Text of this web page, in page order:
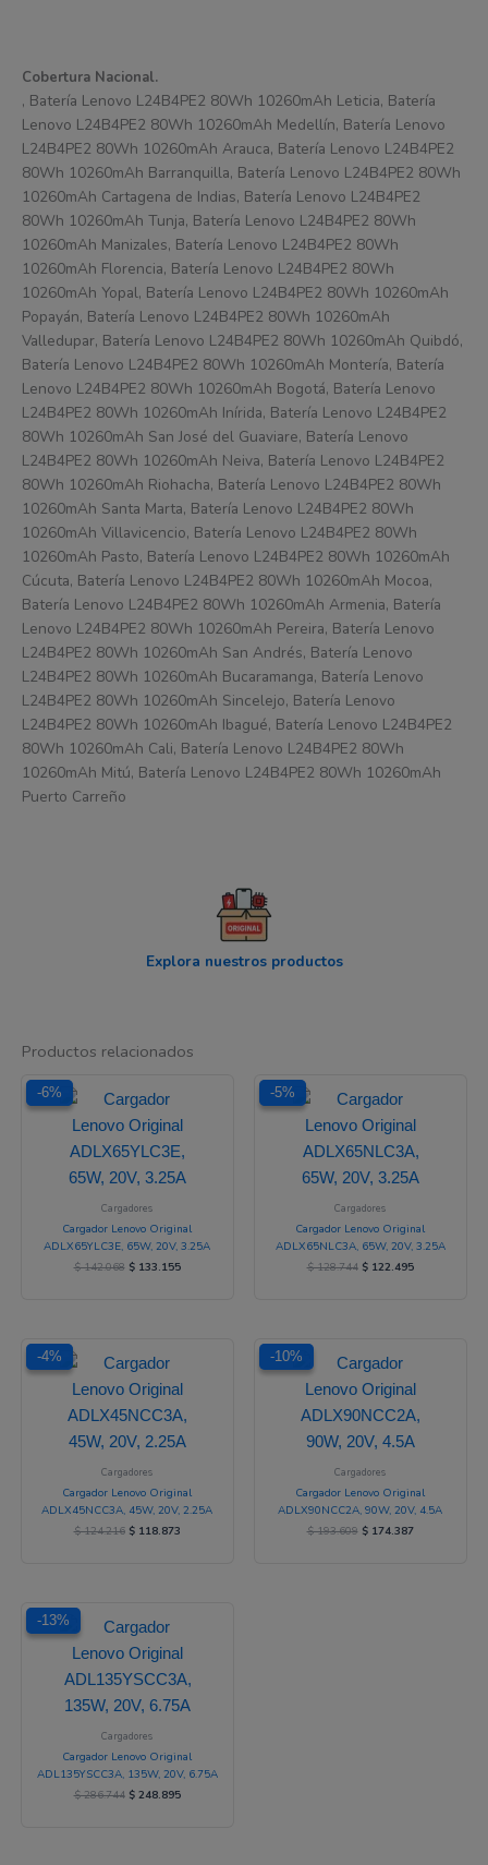
Cobertura Nacional.
, Batería Lenovo L24B4PE2 80Wh 10260mAh Leticia, Batería
Lenovo L24B4PE2 80Wh 10260mAh Medellín, Batería Lenovo
L24B4PE2 80Wh 10260mAh Arauca, Batería Lenovo L24B4PE2
80Wh 10260mAh Barranquilla, Batería Lenovo L24B4PE2 80Wh
10260mAh Cartagena de Indias, Batería Lenovo L24B4PE2
80Wh 10260mAh Tunja, Batería Lenovo L24B4PE2 80Wh
10260mAh Manizales, Batería Lenovo L24B4PE2 80Wh
10260mAh Florencia, Batería Lenovo L24B4PE2 80Wh
10260mAh Yopal, Batería Lenovo L24B4PE2 80Wh 10260mAh
Popayán, Batería Lenovo L24B4PE2 80Wh 10260mAh
Valledupar, Batería Lenovo L24B4PE2 80Wh 10260mAh Quibdó,
Batería Lenovo L24B4PE2 80Wh 10260mAh Montería, Batería
Lenovo L24B4PE2 80Wh 10260mAh Bogotá, Batería Lenovo
L24B4PE2 80Wh 10260mAh Inírida, Batería Lenovo L24B4PE2
80Wh 10260mAh San José del Guaviare, Batería Lenovo
L24B4PE2 80Wh 10260mAh Neiva, Batería Lenovo L24B4PE2
80Wh 10260mAh Riohacha, Batería Lenovo L24B4PE2 80Wh
10260mAh Santa Marta, Batería Lenovo L24B4PE2 80Wh
10260mAh Villavicencio, Batería Lenovo L24B4PE2 80Wh
10260mAh Pasto, Batería Lenovo L24B4PE2 80Wh 10260mAh
Cúcuta, Batería Lenovo L24B4PE2 80Wh 10260mAh Mocoa,
Batería Lenovo L24B4PE2 80Wh 10260mAh Armenia, Batería
Lenovo L24B4PE2 80Wh 10260mAh Pereira, Batería Lenovo
L24B4PE2 80Wh 10260mAh San Andrés, Batería Lenovo
L24B4PE2 80Wh 10260mAh Bucaramanga, Batería Lenovo
L24B4PE2 80Wh 10260mAh Sincelejo, Batería Lenovo
L24B4PE2 80Wh 10260mAh Ibagué, Batería Lenovo L24B4PE2
80Wh 10260mAh Cali, Batería Lenovo L24B4PE2 80Wh
10260mAh Mitú, Batería Lenovo L24B4PE2 80Wh 10260mAh
Puerto Carreño
Explora nuestros productos
Productos relacionados
-6%
-6%
Cargadores
Cargador Lenovo Original
ADLX65YLC3E, 65W, 20V, 3.25A
$142.068
precio
original
era:
$ 142.068.
$133.155
es:
-5%
-5%
Cargadores
Cargador Lenovo Original
ADLX65NLC3A, 65W, 20V, 3.25A
$128.744
precio
original
era:
$ 128.744.
$122.495
es:
-4%
-4%
Cargadores
Cargador Lenovo Original
ADLX45NCC3A, 45W, 20V, 2.25A
$124.216
precio
original
era:
$ 124.216.
$118.873
es:
-10%
-10%
Cargadores
Cargador Lenovo Original
ADLX90NCC2A, 90W, 20V, 4.5A
$193.609
precio
original
era:
$ 193.609.
$174.387
es:
-13%
-13%
Cargadores
Cargador Lenovo Original
ADL135YSCC3A, 135W, 20V, 6.75A
$286.744
precio
original
era:
$ 286.744.
$248.895
es: